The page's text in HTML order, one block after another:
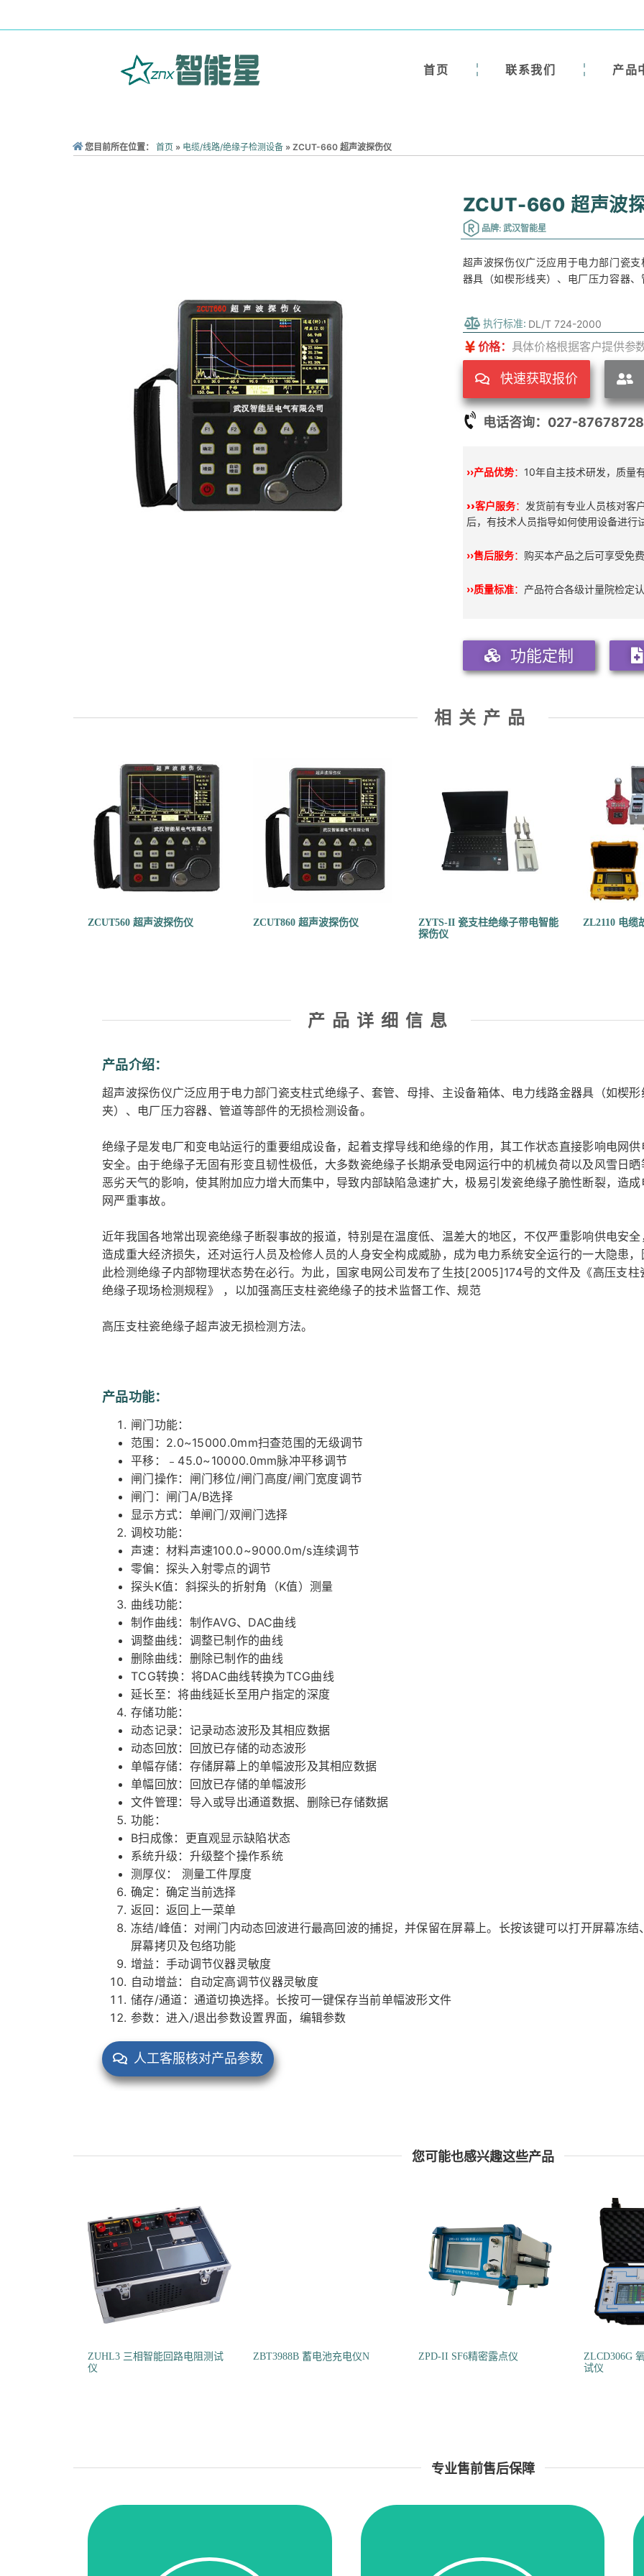
首页 联系我们 产品
您目前所在位置： 首页 » 电缆/线路/绝缘子检测设备 » ZCUT-660 超声波探伤仪
ZCUT-660 超声波
品牌: 武汉智能星
超声波探伤仪广泛应用于电力部门瓷
器具（如楔形线夹）、电厂压力容器
执行标准: DL/T 724-2000
价格： 具体价格根据客户提供参
快速获取报价
电话咨询：027-87678728
››产品优势： 10年自主技术研发，质量
››客户服务： 发货前有专业人员核对客
后，有技术人员指导如何使用设备进行
››售后服务： 购买本产品之后可享受免
››质量标准： 产品符合各级计量院检定
功能定制
相关产品
ZCUT560 超声波探伤仪 ZCUT860 超声波探伤仪
ZYTS-II 瓷支柱绝缘子带电智能
探伤仪
ZL2110 电缆
产品详细信息​
产品介绍：
超声波探伤仪广泛应用于电力部门瓷支柱式绝缘子、套管、母排、主设备箱体、电力线路金器具（如楔形
夹）、电厂压力容器、管道等部件的无损检测设备。
绝缘子是发电厂和变电站运行的重要组成设备，起着支撑导线和绝缘的作用，其工作状态直接影响电网供
安全。由于绝缘子无固有形变且韧性极低，大多数瓷绝缘子长期承受电网运行中的机械负荷以及风雪日晒
恶劣天气的影响，使其附加应力增大而集中，导致内部缺陷急速扩大，极易引发瓷绝缘子脆性断裂，造成
网严重事故。
近年我国各地常出现瓷绝缘子断裂事故的报道，特别是在温度低、温差大的地区，不仅严重影响供电安全
造成重大经济损失，还对运行人员及检修人员的人身安全构成威胁，成为电力系统安全运行的一大隐患，
此检测绝缘子内部物理状态势在必行。为此，国家电网公司发布了生技[2005]174号的文件及《高压支柱
绝缘子现场检测规程》 ，以加强高压支柱瓷绝缘子的技术监督工作、规范
高压支柱瓷绝缘子超声波无损检测方法。
产品功能：
闸门功能：
范围：2.0~15000.0mm扫查范围的无级调节
平移：﹣45.0~10000.0mm脉冲平移调节
闸门操作：闸门移位/闸门高度/闸门宽度调节
闸门：闸门A/B选择
显示方式：单闸门/双闸门选择
调校功能：
声速：材料声速100.0~9000.0m/s连续调节
零偏：探头入射零点的调节
探头K值：斜探头的折射角（K值）测量
曲线功能：
制作曲线：制作AVG、DAC曲线
调整曲线：调整已制作的曲线
删除曲线：删除已制作的曲线
TCG转换：将DAC曲线转换为TCG曲线
延长至：将曲线延长至用户指定的深度
存储功能：
动态记录：记录动态波形及其相应数据
动态回放：回放已存储的动态波形
单幅存储：存储屏幕上的单幅波形及其相应数据
单幅回放：回放已存储的单幅波形
文件管理：导入或导出通道数据、删除已存储数据
功能：
B扫成像：更直观显示缺陷状态
系统升级：升级整个操作系统
测厚仪： 测量工件厚度
确定：确定当前选择
返回：返回上一菜单
冻结/峰值：对闸门内动态回波进行最高回波的捕捉，并保留在屏幕上。长按该键可以打开屏幕冻结
屏幕拷贝及包络功能
增益：手动调节仪器灵敏度
自动增益：自动定高调节仪器灵敏度
储存/通道：通道切换选择。长按可一键保存当前单幅波形文件
参数：进入/退出参数设置界面，编辑参数
人工客服核对产品参数
您可能也感兴趣这些产品
ZUHL3 三相智能回路电阻测试
仪
ZBT3988B 蓄电池充电仪N ZPD-II SF6精密露点仪
ZLCD306G
试仪
专业售前售后保障